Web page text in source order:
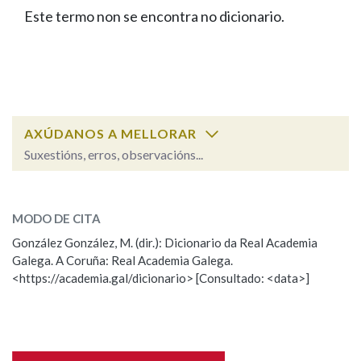
FIGURAS HOMENAXEADAS
PORTAL DAS PALABRAS
Facebook
TwitterYoutubeInstagram
Bluesky
BUSCAR NOS LEMAS
Remata por
BUSCAR NO CONTIDO
Nas definicións
Este termo non se encontra no dicionario.
AXÚDANOS A MELLORAR
Suxestións, erros, observacións...
Observación
Nome
MODO DE CITA
González González, M. (dir.): Dicionario da Real Academia
Galega. A Coruña: Real Academia Galega.
<https://academia.gal/dicionario> [Consultado: <data>]